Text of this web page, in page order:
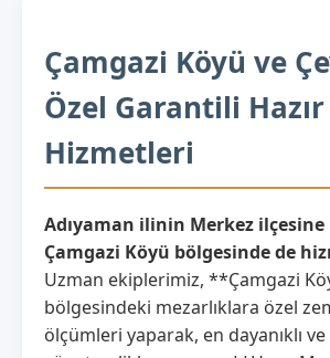
Çamgazi Köyü ve
Özel Garantili
Hizmetleri
Adıyaman ilinin Merkez ilçesine
Çamgazi Köyü bölgesinde de
Uzman ekiplerimiz, **Çamgazi
bölgesindeki mezarlıklara özel
ölçümleri yaparak, en dayanıklı ve